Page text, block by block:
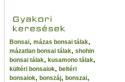
Bonsai, mázas bonsai tálak,
mázatlan bonsai tálak, shohin
bonsai tálak, kusamono tálak,
kültéri bonsaiok, beltéri
bonsaiok, bonszáj, bonszai,